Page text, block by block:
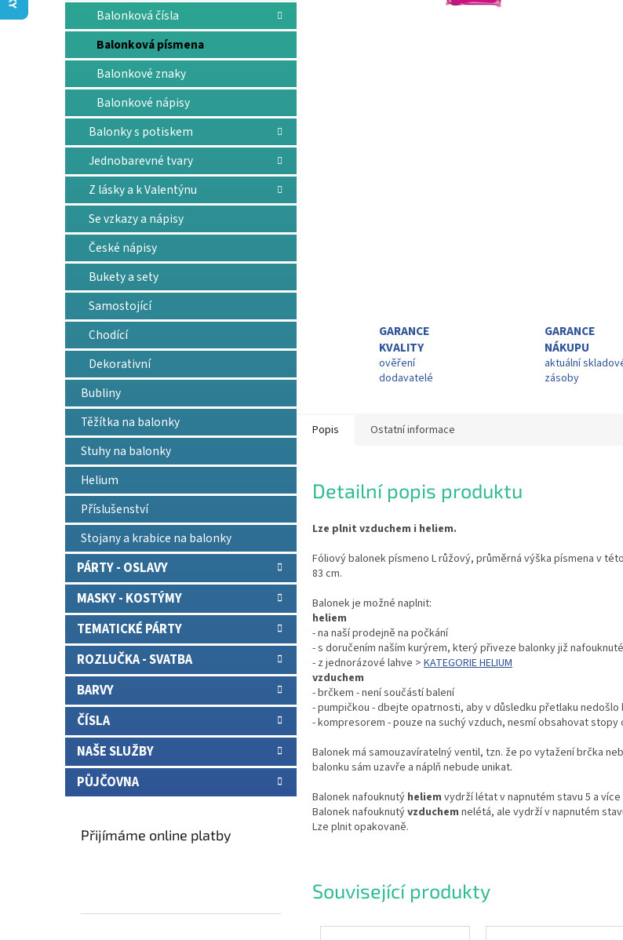
l
Balonková čísla
Balonková písmena
Balonkové znaky
Balonkové nápisy
Balonky s potiskem
Jednobarevné tvary
Z lásky a k Valentýnu
Se vzkazy a nápisy
České nápisy
Bukety a sety
Samostojící
Chodící
Dekorativní
Bubliny
Těžítka na balonky
Stuhy na balonky
Helium
Příslušenství
Stojany a krabice na balonky
PÁRTY - OSLAVY
MASKY - KOSTÝMY
TEMATICKÉ PÁRTY
ROZLUČKA - SVATBA
BARVY
ČÍSLA
NAŠE SLUŽBY
PŮJČOVNA
Přijímáme online platby
GARANCE
KVALITY
ověření
dodavatelé
GARANCE
NÁKUPU
aktuální
zásoby
Související produkty
Popis Ostatní informace
Detailní popis produktu
Lze plnit vzduchem i heliem.
Fóliový balonek písmeno L růžový, průměrná výška písmena v
83 cm.
Balonek je možné naplnit:
heliem
- na naší prodejně na počkání
- s doručením naším kurýrem, který přiveze balonky již nafouknuté
- z jednorázové lahve > KATEGORIE HELIUM
vzduchem
- brčkem - není součástí balení
- pumpičkou - dbejte opatrnosti, aby v důsledku přetlaku nedošlo
- kompresorem - pouze na suchý vzduch, nesmí obsahovat
Balonek má samouzavíratelný ventil, tzn. že po vytažení brčka
balonku sám uzavře a náplň nebude unikat.
Balonek nafouknutý heliem vydrží létat v napnutém stavu 5 a více
Balonek nafouknutývzduchem nelétá, ale vydrží v napnutém
Lze plnit opakovaně.